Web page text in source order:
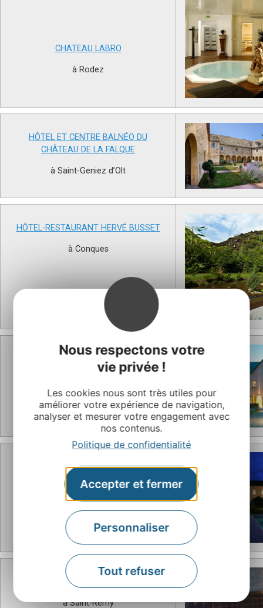
Nous respectons votre
vie privée !
Les cookies nous sont très utiles pour
améliorer votre expérience de navigation,
analyser et mesurer votre engagement avec
nos contenus.
Politique de confidentialité
Accepter et fermer
Personnaliser
Tout refuser
CHATEAU LABRO
à Rodez
HÔTEL ET CENTRE BALNÉO DU
CHÂTEAU DE LA FALQUE
à Saint-Geniez d’Olt
HÔTEL-RESTAURANT HERVÉ BUSSET
à Conques
HOTEL LA FERME DE BOURRAN
HOSTELLERIE DE FONTANGES
à Rodez
LE RELAIS DE FARROU
à Saint-Rémy